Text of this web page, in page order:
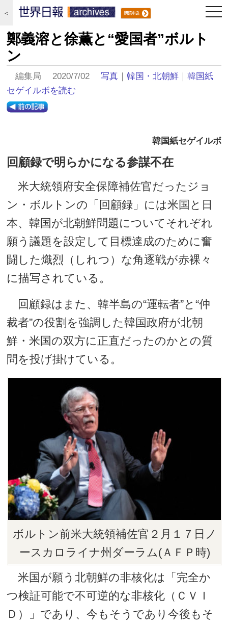
＜
鄭義溶と徐薫と“愛国者”ボルト
ン
編集局 2020/7/02写真 ｜韓国・北朝鮮 ｜韓国紙
セゲイルボを読む
韓国紙セゲイルボ
回顧録で明らかになる参謀不在
米大統領府安全保障補佐官だったジョ
ン・ボルトンの「回顧録」には米国と日
本、韓国が北朝鮮問題についてそれぞれ
願う議題を設定して目標達成のために奮
闘した熾烈（しれつ）な角逐戦が赤裸々
に描写されている。
回顧録はまた、韓半島の“運転者”と“仲
裁者”の役割を強調した韓国政府が北朝
鮮・米国の双方に正直だったのかとの質
問を投げ掛けている。
ボルトン前米大統領補佐官２月１７日ノ
ースカロライナ州ダーラム(ＡＦＰ時)
米国が願う北朝鮮の非核化は「完全か
つ検証可能で不可逆的な非核化（ＣＶＩ
Ｄ）」であり、今もそうであり今後もそ